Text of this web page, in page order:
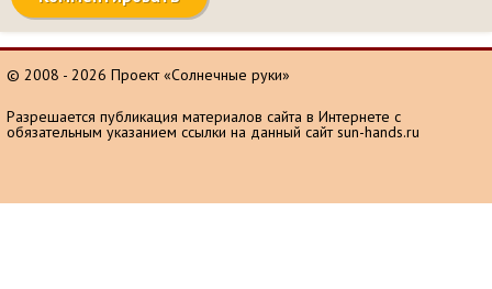
© 2008 - 2026 Проект «Солнечные руки»
Разрешается публикация материалов сайта в Интернете с
обязательным указанием ссылки на данный сайт sun-hands.ru